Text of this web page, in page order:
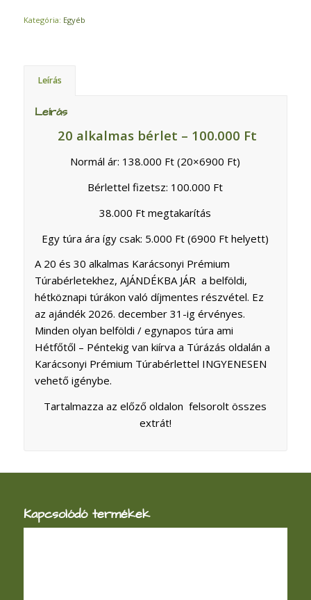
Kategória: Egyéb
Leírás
Leírás
20 alkalmas bérlet – 100.000 Ft
Normál ár: 138.000 Ft (20×6900 Ft)
Bérlettel fizetsz: 100.000 Ft
38.000 Ft megtakarítás
Egy túra ára így csak: 5.000 Ft (6900 Ft helyett)
A 20 és 30 alkalmas Karácsonyi Prémium
Túrabérletekhez, AJÁNDÉKBA JÁR a belföldi,
hétköznapi túrákon való díjmentes részvétel. Ez
az ajándék 2026. december 31-ig érvényes.
Minden olyan belföldi / egynapos túra ami
Hétfőtől – Péntekig van kiírva a Túrázás oldalán a
Karácsonyi Prémium Túrabérlettel INGYENESEN
vehető igénybe.
Tartalmazza az előző oldalon felsorolt összes
extrát!
Kapcsolódó termékek